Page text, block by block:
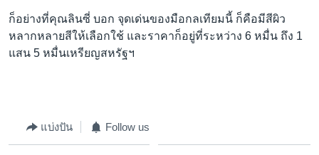
ก็อย่างที่คุณลินซี่ บอก จุดเด่นของมือกลเทียมนี้ ก็คือมีสีผิว
หลากหลายสีให้เลือกใช้ และราคาก็อยู่ที่ระหว่าง 6 หมื่น ถึง 1
แสน 5 หมื่นเหรียญสหรัฐฯ
แบ่งปัน Follow us